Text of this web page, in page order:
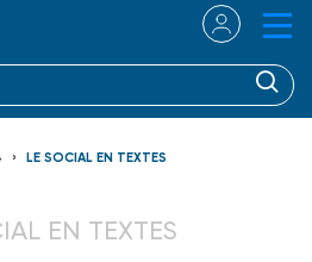
LE SOCIAL EN TEXTES
EN TEXTES